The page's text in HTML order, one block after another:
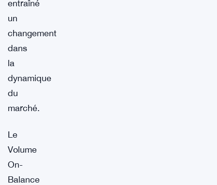
entraîné
un
changement
dans
la
dynamique
du
marché.
Le
Volume
On-
Balance